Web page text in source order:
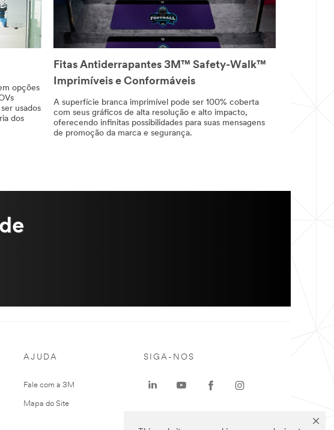
opções
usados
dos
Fitas Antiderrapantes 3M™ Safety-Walk™
Imprimíveis e Conformáveis
A superfície branca imprimível pode ser 100% coberta
com seus gráficos de alta resolução e alto impacto,
oferecendo infinitas possibilidades para suas mensagens
de promoção da marca e segurança.
AJUDA
Fale com a 3M
Mapa do Site
SIGA-NOS